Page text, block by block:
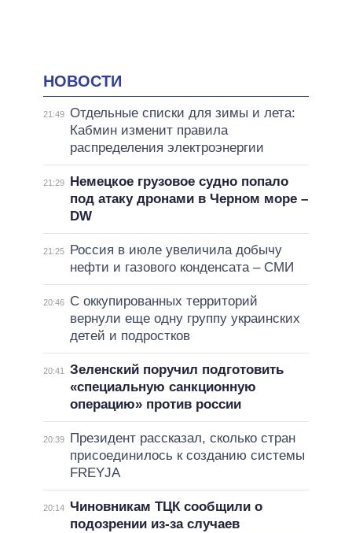
НОВОСТИ
21:49 Отдельные списки для зимы и лета:
Кабмин изменит правила
распределения электроэнергии
21:29
Немецкое грузовое судно попало
под атаку дронами в Черном море –
DW
21:25
Россия в июле увеличила добычу
нефти и газового конденсата – СМИ
20:46
С оккупированных территорий
вернули еще одну группу украинских
детей и подростков
20:41
Зеленский поручил подготовить
«специальную санкционную
операцию» против россии
20:39
Президент рассказал, сколько стран
присоединилось к созданию системы
FREYJA
20:14
Чиновникам ТЦК сообщили о
подозрении из-за случаев